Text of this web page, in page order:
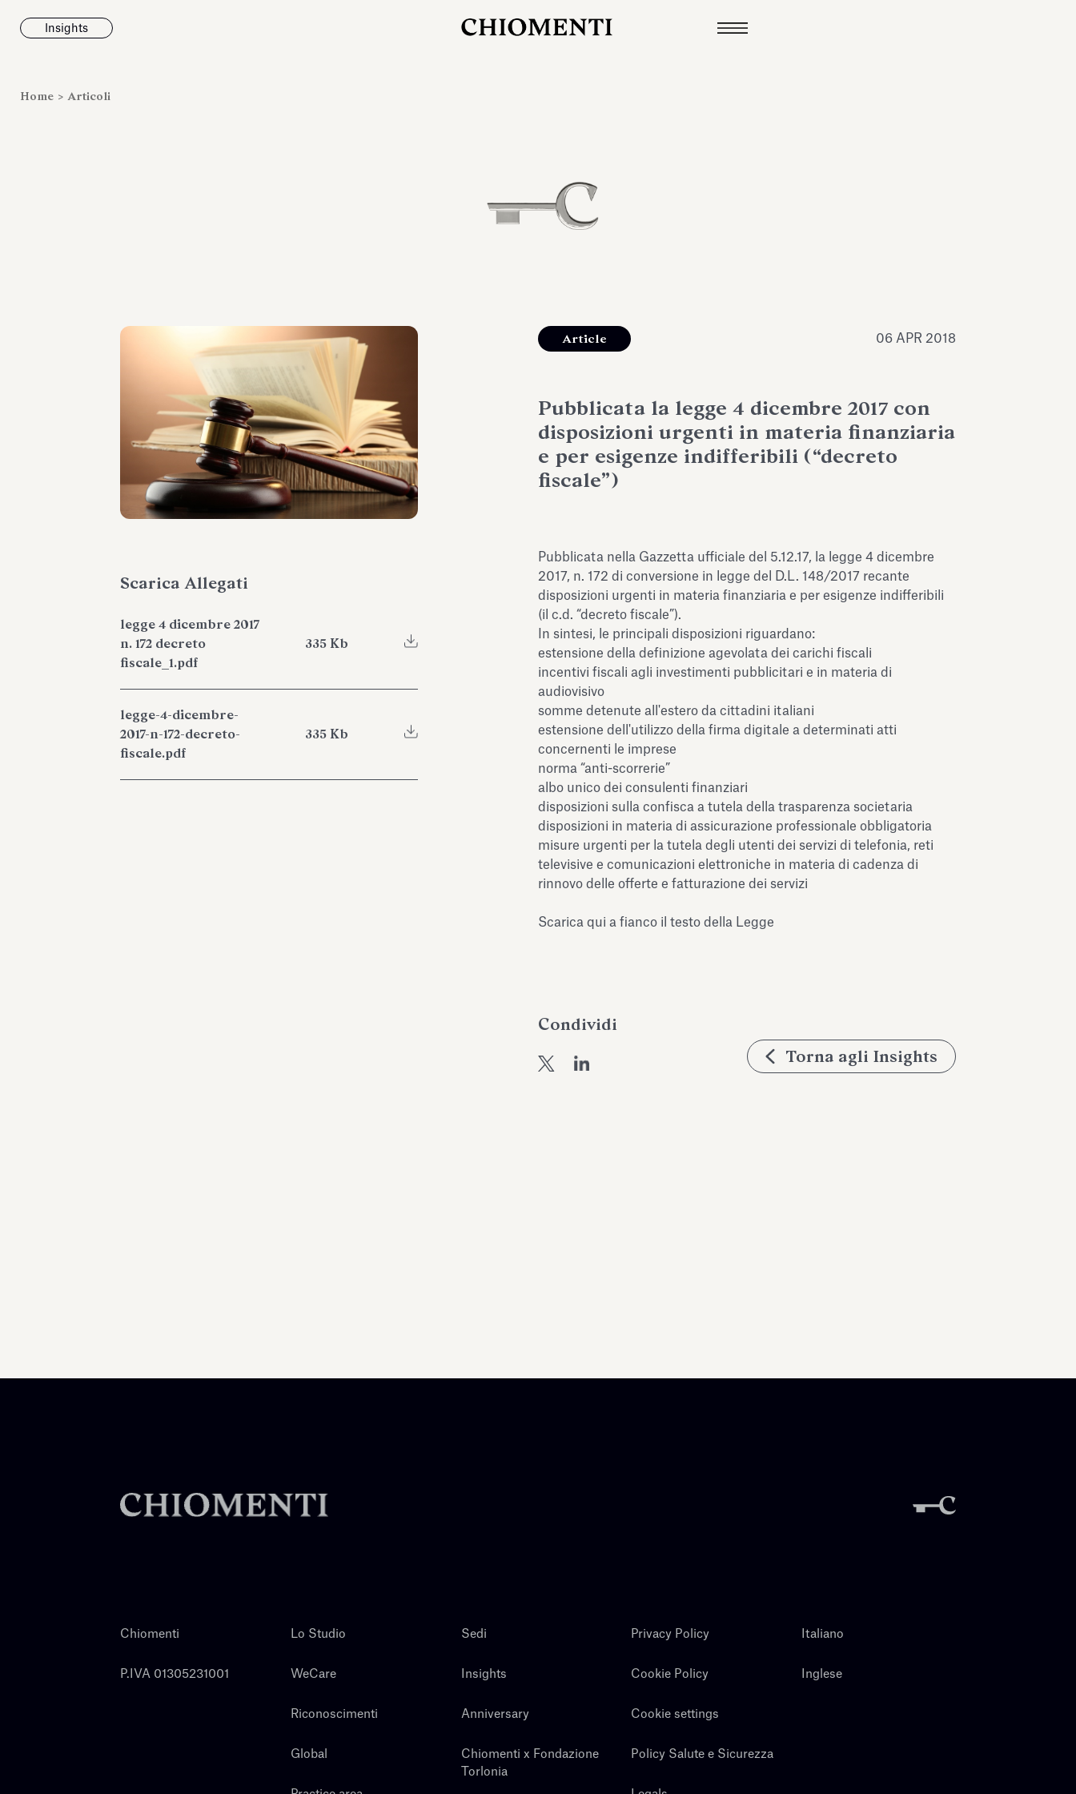
Insights
Leggi tutto
Home > Articoli
Scarica Allegati
legge 4 dicembre 2017
n. 172 decreto
fiscale_1.pdf
335 Kb
legge-4-dicembre-
2017-n-172-decreto-
fiscale.pdf
335 Kb
Article 06 APR 2018
Pubblicata la legge 4 dicembre 2017 con
disposizioni urgenti in materia finanziaria
e per esigenze indifferibili (“decreto
fiscale”)
Pubblicata nella Gazzetta ufficiale del 5.12.17, la legge 4 dicembre
2017, n. 172 di conversione in legge del D.L. 148/2017 recante
disposizioni urgenti in materia finanziaria e per esigenze indifferibili
(il c.d. “decreto fiscale”).
In sintesi, le principali disposizioni riguardano:
estensione della definizione agevolata dei carichi fiscali
incentivi fiscali agli investimenti pubblicitari e in materia di
audiovisivo
somme detenute all'estero da cittadini italiani
estensione dell'utilizzo della firma digitale a determinati atti
concernenti le imprese
norma “anti-scorrerie”
albo unico dei consulenti finanziari
disposizioni sulla confisca a tutela della trasparenza societaria
disposizioni in materia di assicurazione professionale obbligatoria
misure urgenti per la tutela degli utenti dei servizi di telefonia, reti
televisive e comunicazioni elettroniche in materia di cadenza di
rinnovo delle offerte e fatturazione dei servizi
Scarica qui a fianco il testo della Legge
Condividi
Torna agli Insights
Chiomenti
P.IVA 01305231001
Lo Studio
WeCare
Riconoscimenti
Global
Sedi
Insights
Anniversary
Chiomenti x Fondazione
Torlonia
Privacy Policy
Cookie Policy
Cookie settings
Policy Salute e Sicurezza
Italiano
Inglese